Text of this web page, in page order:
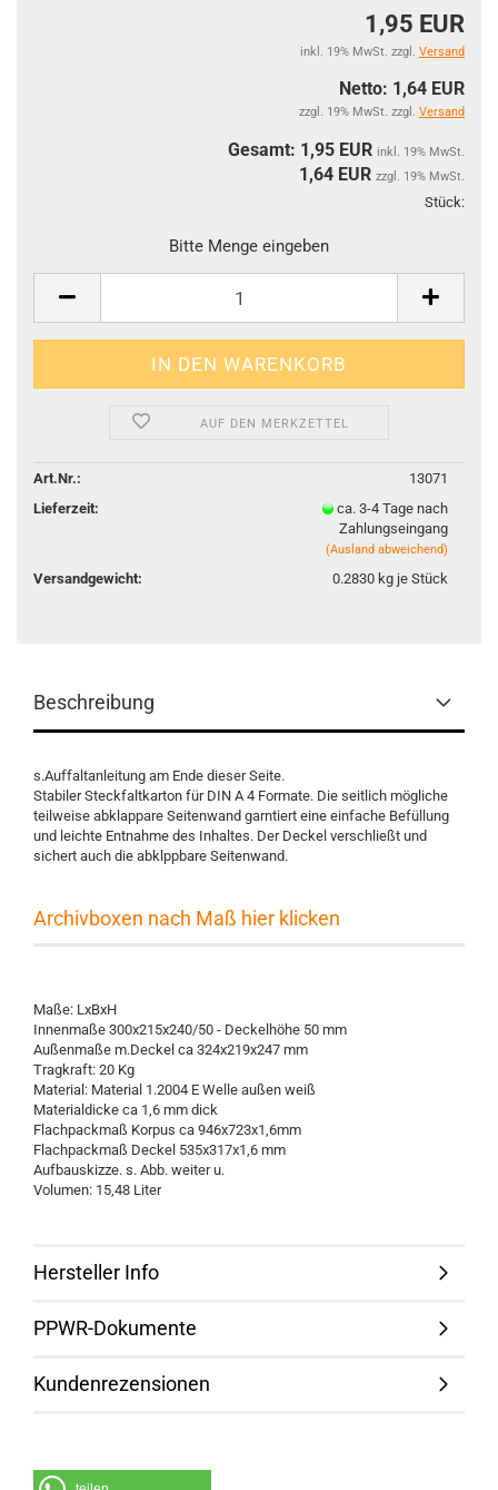
1,95 EUR
inkl. 19% MwSt. zzgl. Versand
Netto: 1,64 EUR
zzgl. 19% MwSt. zzgl. Versand
Gesamt: 1,95 EUR inkl. 19% MwSt.
1,64 EUR zzgl. 19% MwSt.
Stück:
Bitte Menge eingeben
AUF DEN MERKZETTEL
Art.Nr.:
13071
Lieferzeit:
ca. 3-4 Tage nach
Zahlungseingang
(Ausland abweichend)
Versandgewicht: 0.2830kg je Stück
Beschreibung
s.Auffaltanleitung am Ende dieser Seite.
Stabiler Steckfaltkarton für DIN A 4 Formate. Die seitlich mögliche
teilweise abklappare Seitenwand garntiert eine einfache Befüllung
und leichte Entnahme des Inhaltes. Der Deckel verschließt und
sichert auch die abklppbare Seitenwand.
Archivboxen nach Maß hier klicken
Maße: LxBxH
Innenmaße 300x215x240/50 - Deckelhöhe 50 mm
Außenmaße m.Deckel ca 324x219x247 mm
Tragkraft: 20 Kg
Material: Material 1.2004 E Welle außen weiß
Materialdicke ca 1,6 mm dick
Flachpackmaß Korpus ca 946x723x1,6mm
Flachpackmaß Deckel 535x317x1,6 mm
Aufbauskizze. s. Abb. weiter u.
Volumen: 15,48 Liter
Hersteller Info
PPWR-Dokumente
Kundenrezensionen